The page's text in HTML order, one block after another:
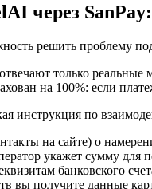
через SanPay
решить проблему
только
на 100%: если
инструкция по
на сайте) о
укажет сумму для
банковского
вы получите данные